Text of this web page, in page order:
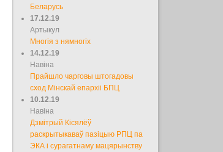
Беларусь
17.12.19
Артыкул
Многія з нямногіх
14.12.19
Навіна
Прайшло чарговы штогадовы
сход Мінскай епархіі БПЦ
10.12.19
Навіна
Дзмітрый Кісялёў
раскрытыкаваў пазіцыю РПЦ па
ЭКА і сурагатнаму мацярынству